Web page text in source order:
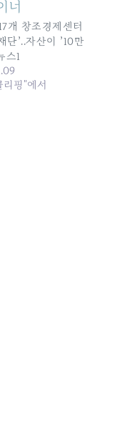
개 창조경제센터
단’..자산이 ’10만
스1
리핑"에서